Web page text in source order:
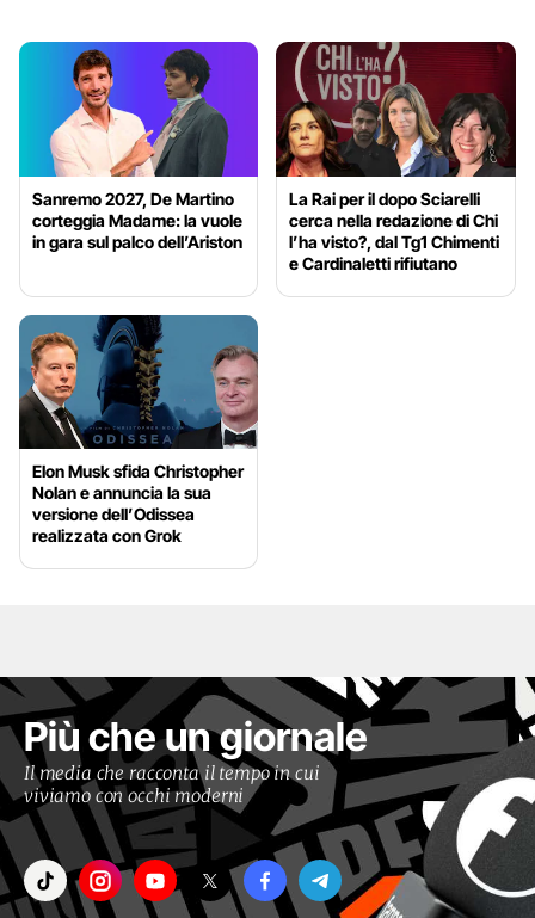
Sanremo 2027, De Martino
corteggia Madame: la vuole
in gara sul palco dell’Ariston
La Rai per il dopo Sciarelli
cerca nella redazione di Chi
l’ha visto?, dal Tg1 Chimenti
e Cardinaletti rifiutano
Elon Musk sfida Christopher
Nolan e annuncia la sua
versione dell’Odissea
realizzata con Grok
Più che un giornale
Il media che racconta il tempo in cui
viviamo con occhi moderni